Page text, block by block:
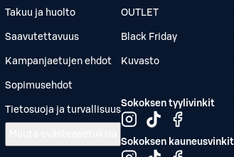
Takuu ja huolto
Saavutettavuus
Kampanjaetujen ehdot
Sopimusehdot
Tietosuoja ja turvallisuus
OUTLET
Black Friday
Kuvasto
Sokoksen tyylivinkit
Sokoksen kauneusvinkit